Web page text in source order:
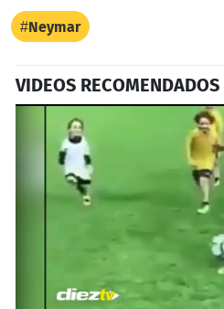
Neymar
VIDEOS RECOMENDADOS